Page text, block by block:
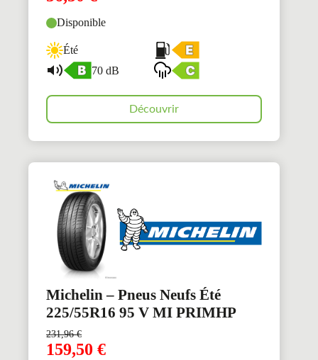
Disponible
Été
70 dB
Découvrir
Michelin – Pneus Neufs Été
225/55R16 95 V MI PRIMHP
231,96€
159,50 €